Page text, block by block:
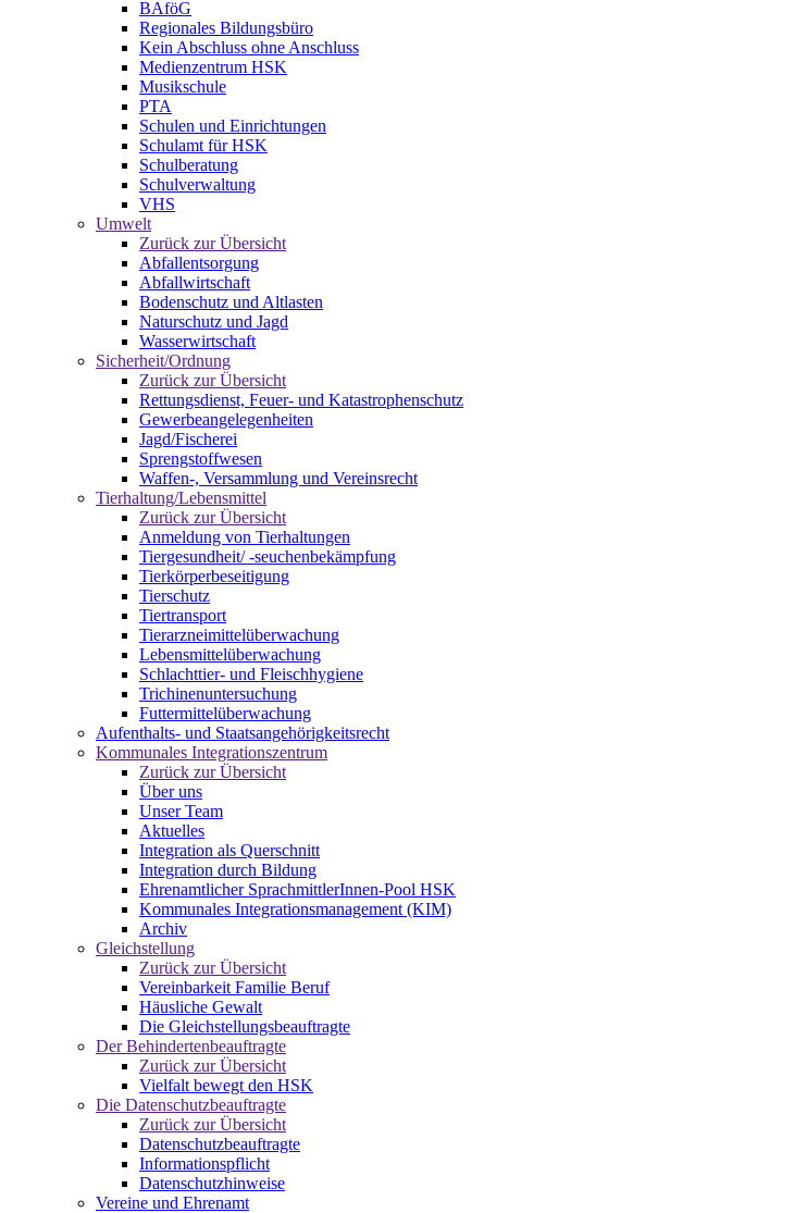
BAföG
Regionales Bildungsbüro
Kein Abschluss ohne Anschluss
Medienzentrum HSK
Musikschule
PTA
Schulen und Einrichtungen
Schulamt für HSK
Schulberatung
Schulverwaltung
VHS
Umwelt
Zurück zur Übersicht
Abfallentsorgung
Abfallwirtschaft
Bodenschutz und Altlasten
Naturschutz und Jagd
Wasserwirtschaft
Sicherheit/Ordnung
Zurück zur Übersicht
Rettungsdienst, Feuer- und Katastrophenschutz
Gewerbeangelegenheiten
Jagd/Fischerei
Sprengstoffwesen
Waffen-, Versammlung und Vereinsrecht
Tierhaltung/Lebensmittel
Zurück zur Übersicht
Anmeldung von Tierhaltungen
Tiergesundheit/ -seuchenbekämpfung
Tierkörperbeseitigung
Tierschutz
Tiertransport
Tierarzneimittelüberwachung
Lebensmittelüberwachung
Schlachttier- und Fleischhygiene
Trichinenuntersuchung
Futtermittelüberwachung
Aufenthalts- und Staatsangehörigkeitsrecht
Kommunales Integrationszentrum
Zurück zur Übersicht
Über uns
Unser Team
Aktuelles
Integration als Querschnitt
Integration durch Bildung
Ehrenamtlicher SprachmittlerInnen-Pool HSK
Kommunales Integrationsmanagement (KIM)
Archiv
Gleichstellung
Zurück zur Übersicht
Vereinbarkeit Familie Beruf
Häusliche Gewalt
Die Gleichstellungsbeauftragte
Der Behindertenbeauftragte
Zurück zur Übersicht
Vielfalt bewegt den HSK
Die Datenschutzbeauftragte
Zurück zur Übersicht
Datenschutzbeauftragte
Informationspflicht
Datenschutzhinweise
Vereine und Ehrenamt